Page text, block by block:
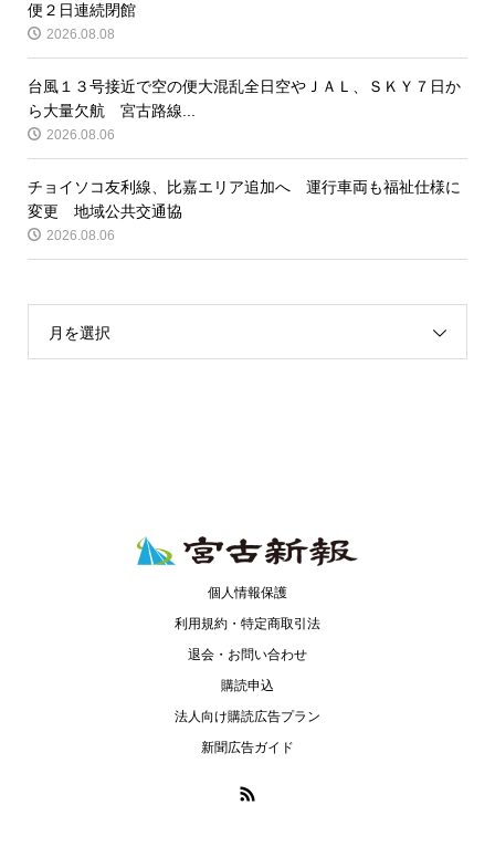
便２日連続閉館
2026.08.08
台風１３号接近で空の便大混乱全日空やＪＡＬ、ＳＫＹ７日か
ら大量欠航 宮古路線...
2026.08.06
チョイソコ友利線、比嘉エリア追加へ 運行車両も福祉仕様に
変更 地域公共交通協
2026.08.06
月を選択
個人情報保護
利用規約・特定商取引法
退会・お問い合わせ
購読申込
法人向け購読広告プラン
新聞広告ガイド